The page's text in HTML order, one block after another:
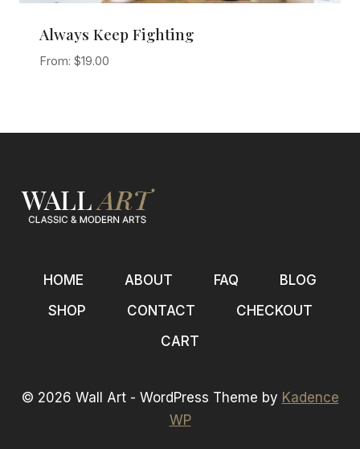
Always Keep Fighting
From: $19.00
HOME ABOUT FAQ
BLOG
SHOP
CONTACT
CHECKOUT
CART
© 2026 Wall Art - WordPress Theme by Kadence
WP